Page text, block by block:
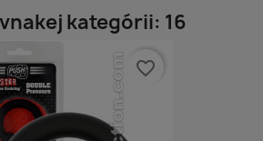
kategórii: 16
favorite_border